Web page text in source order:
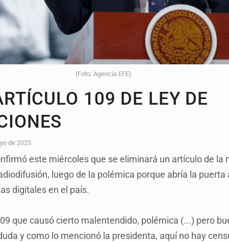
(Foto: Agencia EFE)
109 DE LEY DE
de 2025
este miércoles que se eliminará un artículo de la
luego de la polémica porque abría la puerta
digitales en el país.
que causó cierto malentendido, polémica (...) pero
y como lo mencionó la presidenta, aquí no hay